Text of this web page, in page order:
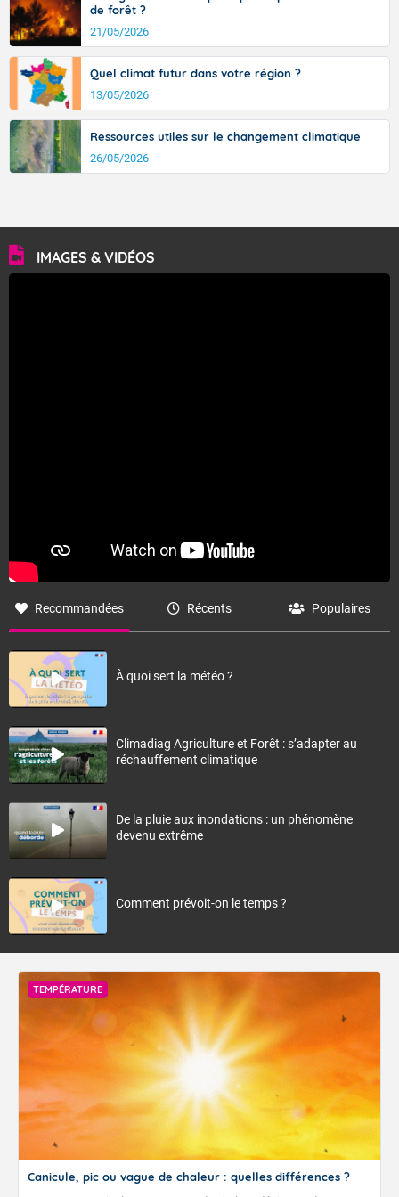
de forêt ?
21/05/2026
Quel climat futur dans votre région ?
13/05/2026
Ressources utiles sur le changement climatique
26/05/2026
IMAGES & VIDÉOS
Recommandées Récents Populaires
À quoi sert la météo ?
Climadiag Agriculture et Forêt : s’adapter au
réchauffement climatique
De la pluie aux inondations : un phénomène
devenu extrême
Comment prévoit-on le temps ?
TEMPÉRATURE
Canicule, pic ou vague de chaleur : quelles différences ?